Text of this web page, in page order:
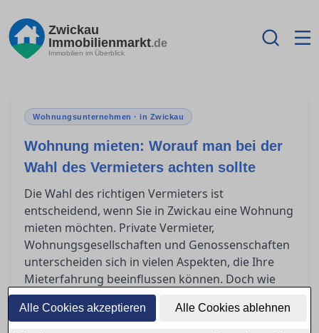
Alle Cookies akzeptieren Alle Cookies ablehnen
Zwickau
Immobilienmarkt.de
Immobilien im Überblick
Wohnungsunternehmen · in Zwickau
Wohnung mieten: Worauf man bei der
Wahl des Vermieters achten sollte
Die Wahl des richtigen Vermieters ist
entscheidend, wenn Sie in Zwickau eine Wohnung
mieten möchten. Private Vermieter,
Wohnungsgesellschaften und Genossenschaften
unterscheiden sich in vielen Aspekten, die Ihre
Mieterfahrung beeinflussen können. Doch wie
erkennt man einen seriösen Vermieter und prüft
den Ruf eines Wohnungsunternehmens? Dieser